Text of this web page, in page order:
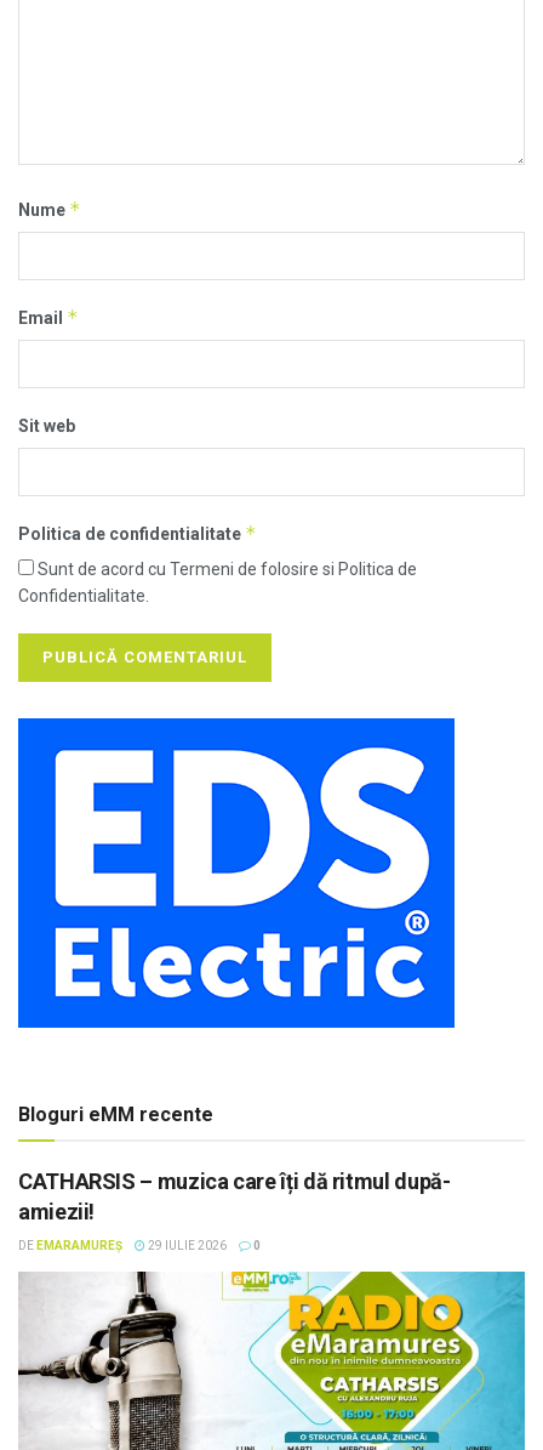
Nume *
Email *
Sit web
Politica de confidentialitate *
Sunt de acord cu Termeni de folosire si Politica de
Confidentialitate.
Bloguri eMM recente
CATHARSIS – muzica care îți dă ritmul după-
amiezii!
DE EMARAMUREȘ 29 IULIE 2026 0